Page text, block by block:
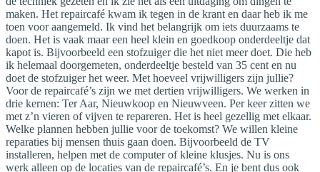
maken. Het repaircafé kwam ik tegen in de krant en daar heb ik me
toen voor aangemeld. Ik vind het belangrijk om iets duurzaams te
doen. Het is vaak maar een heel klein en goedkoop onderdeeltje dat
kapot is. Bijvoorbeeld een stofzuiger die het niet meer doet. Die heb
ik helemaal doorgemeten, onderdeeltje besteld van 35 cent en nu
doet de stofzuiger het weer. Met hoeveel vrijwilligers zijn jullie?
Voor de repaircafé’s zijn we met dertien vrijwilligers. We werken in
drie kernen: Ter Aar, Nieuwkoop en Nieuwveen. Per keer zitten we
met z’n vieren of vijven te repareren. Het is heel gezellig met elkaar.
Welke plannen hebben jullie voor de toekomst? We willen kleine
reparaties bij mensen thuis gaan doen. Bijvoorbeeld de TV
installeren, helpen met de computer of kleine klusjes. Nu is ons
werk alleen op de locaties van de repaircafé’s. En je bent dus ook